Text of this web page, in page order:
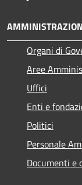
Organi di
Aree
Uffici
Enti e
Politici
Personale
Documenti e